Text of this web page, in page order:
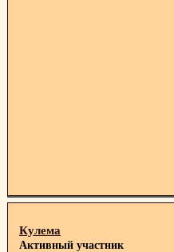
Кулема
Активный участник